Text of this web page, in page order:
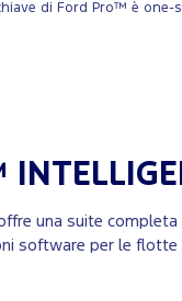
chiave di Ford Pro™ è
una suite completa
software per le